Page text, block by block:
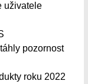
uživatele
pozornost
roku 2022